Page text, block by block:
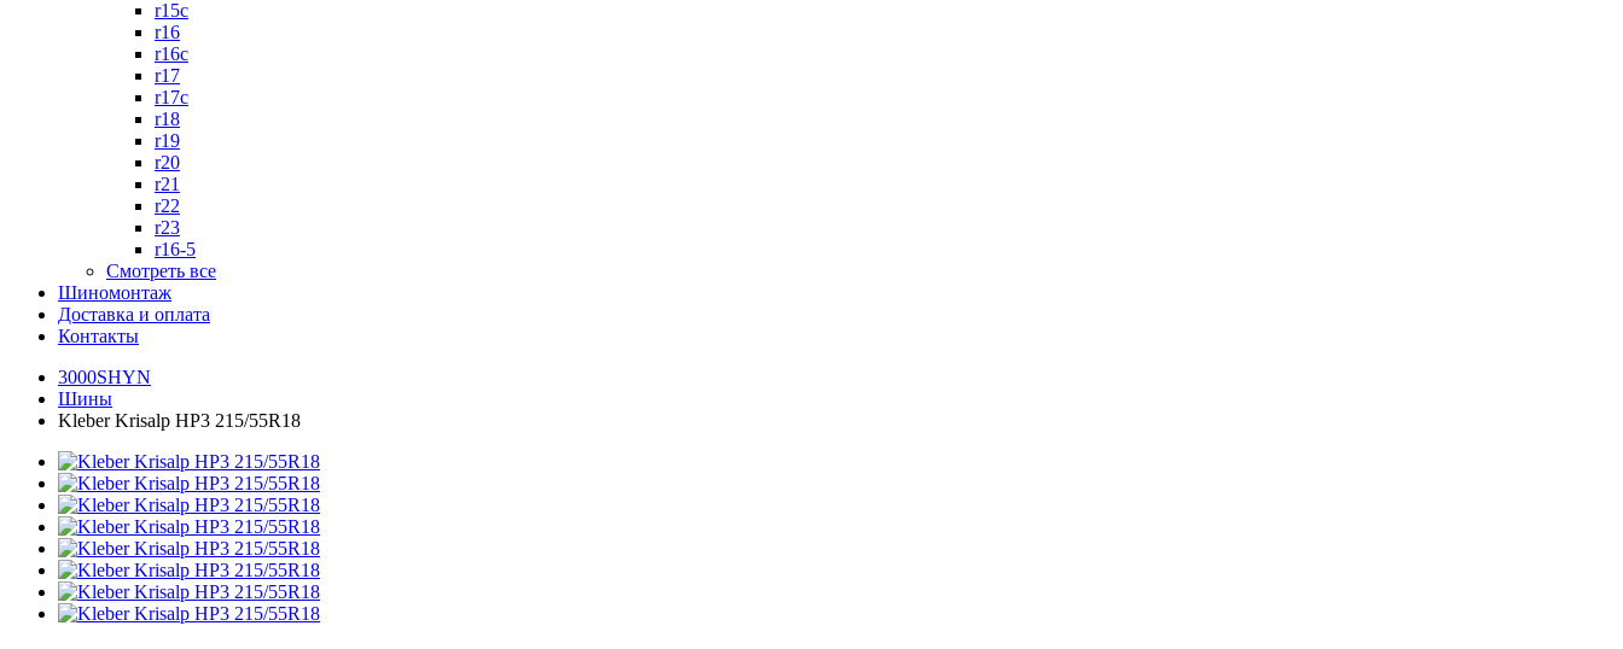
r15c
r16
r16c
r17
r17c
r18
r19
r20
r21
r22
r23
r16-5
Смотреть все
Шиномонтаж
Доставка и оплата
Контакты
3000SHYN
Шины
Kleber Krisalp HP3 215/55R18